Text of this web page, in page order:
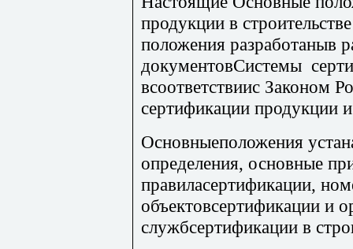
продукции в
положения разработаныв
документовСистемы
всоответствиис Законом
сертификации продукции
Основныеположения
определения, основные
правиласертификации,
объектовсертификации и
службсертификации в